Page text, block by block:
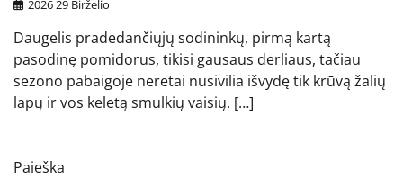
2026 29 Birželio
Daugelis pradedančiųjų sodininkų, pirmą kartą
pasodinę pomidorus, tikisi gausaus derliaus, tačiau
sezono pabaigoje neretai nusivilia išvydę tik krūvą žalių
lapų ir vos keletą smulkių vaisių. […]
Paieška